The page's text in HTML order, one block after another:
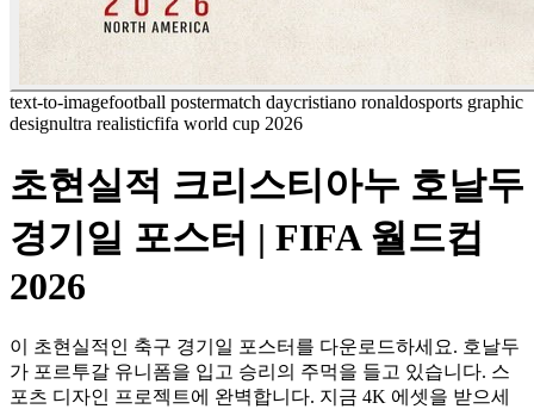
text-to-imagefootball postermatch daycristiano ronaldosports graphic
designultra realisticfifa world cup 2026
초현실적 크리스티아누 호날두
경기일 포스터 | FIFA 월드컵
2026
이 초현실적인 축구 경기일 포스터를 다운로드하세요. 호날두
가 포르투갈 유니폼을 입고 승리의 주먹을 들고 있습니다. 스
포츠 디자인 프로젝트에 완벽합니다. 지금 4K 에셋을 받으세